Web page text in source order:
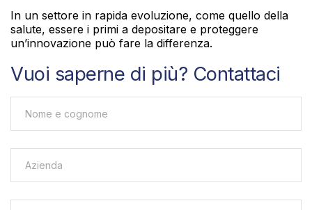
In un settore in rapida evoluzione, come quello della
salute, essere i primi a depositare e proteggere
un’innovazione può fare la differenza.
Vuoi saperne di più? Contattaci